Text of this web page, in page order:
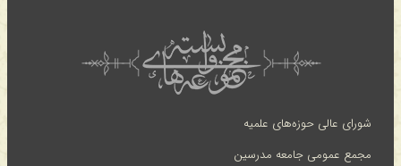
شورای عالی حوزه‌های علمیه
مجمع عمومی جامعه مدرسین